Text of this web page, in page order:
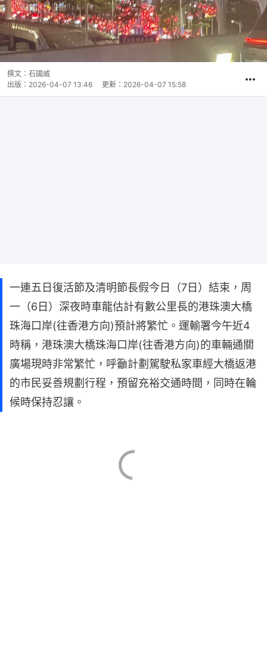
撰文： 石國威
出版： 2026-04-07 13:46 更新： 2026-04-07 15:58
一連五日復活節及清明節長假今日（7日）結束，周
一（6日）深夜時車龍估計有數公里長的港珠澳大橋
珠海口岸(往香港方向)預計將繁忙。運輸署今午近4
時稱，港珠澳大橋珠海口岸(往香港方向)的車輛通關
廣場現時非常繁忙，呼籲計劃駕駛私家車經大橋返港
的市民妥善規劃行程，預留充裕交通時間，同時在輪
候時保持忍讓。